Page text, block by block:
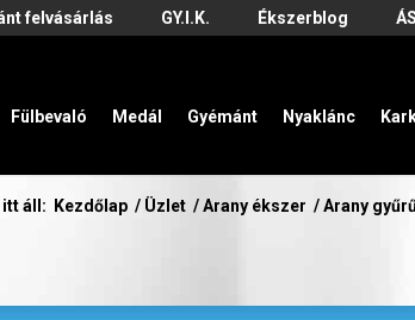
felvásárlás GY.I.K. Ékszerblog
Fülbevaló Medál Gyémánt Nyaklánc
itt áll: Kezdőlap / Üzlet / Arany ékszer / Arany